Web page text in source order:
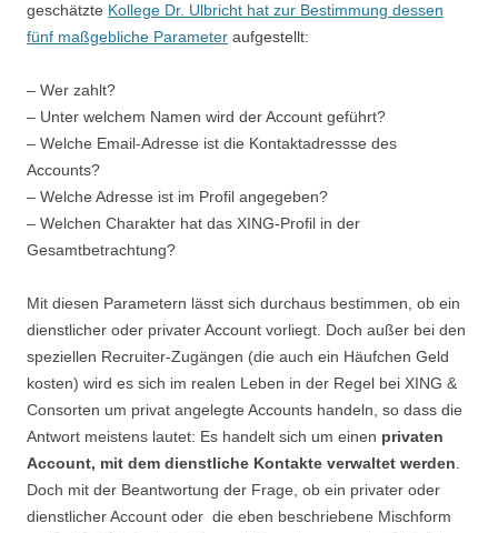
geschätzte Kollege Dr. Ulbricht hat zur Bestimmung dessen
fünf maßgebliche Parameter aufgestellt:
– Wer zahlt?
– Unter welchem Namen wird der Account geführt?
– Welche Email-Adresse ist die Kontaktadressse des
Accounts?
– Welche Adresse ist im Profil angegeben?
– Welchen Charakter hat das XING-Profil in der
Gesamtbetrachtung?
Mit diesen Parametern lässt sich durchaus bestimmen, ob ein
dienstlicher oder privater Account vorliegt. Doch außer bei den
speziellen Recruiter-Zugängen (die auch ein Häufchen Geld
kosten) wird es sich im realen Leben in der Regel bei XING &
Consorten um privat angelegte Accounts handeln, so dass die
Antwort meistens lautet: Es handelt sich um einen privaten
Account, mit dem dienstliche Kontakte verwaltet werden
Doch mit der Beantwortung der Frage, ob ein privater oder
dienstlicher Account oder die eben beschriebene Mischform